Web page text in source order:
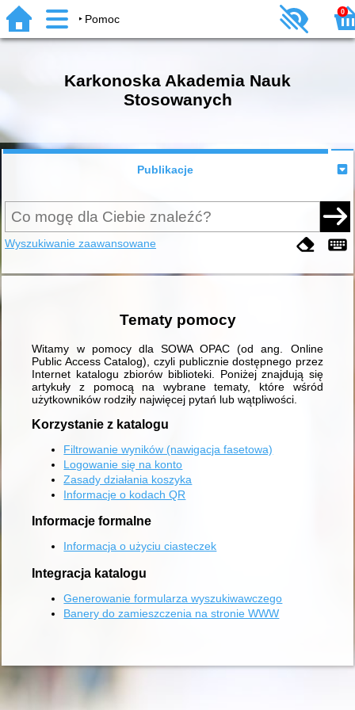
Pomoc
0
Karkonoska Akademia Nauk
Stosowanych
Publikacje
Wyszukiwanie zaawansowane
Tematy pomocy
Witamy w pomocy dla SOWA OPAC (od ang. Online
Public Access Catalog), czyli publicznie dostępnego przez
Internet katalogu zbiorów biblioteki. Poniżej znajdują się
artykuły z pomocą na wybrane tematy, które wśród
użytkowników rodziły najwięcej pytań lub wątpliwości.
Korzystanie z katalogu
Filtrowanie wyników (nawigacja fasetowa)
Logowanie się na konto
Zasady działania koszyka
Informacje o kodach QR
Informacje formalne
Informacja o użyciu ciasteczek
Integracja katalogu
Generowanie formularza wyszukiwawczego
Banery do zamieszczenia na stronie WWW